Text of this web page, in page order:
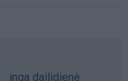
inga dailidienė